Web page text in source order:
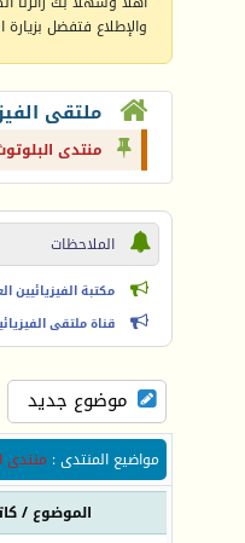
والإطلاع فتفضل
ملتقى
منتدى
الملاحظات
مكتبة
قناة ملتقى
موضوع جديد
مواضيع المنتدى: منتدى
الموضوع/